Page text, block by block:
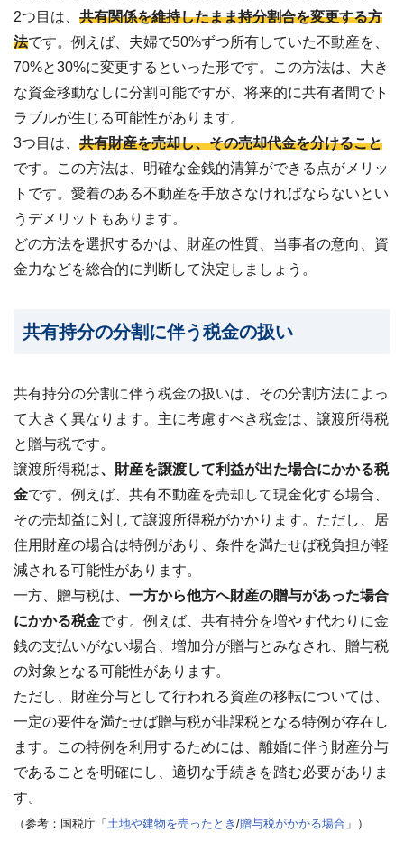
2つ目は、 共有関係を維持したまま持分割合を変更する方
法です。例えば、夫婦で50%ずつ所有していた不動産を、
70%と30%に変更するといった形です。この方法は、大き
な資金移動なしに分割可能ですが、将来的に共有者間でト
ラブルが生じる可能性があります。
3つ目は、 共有財産を売却し、その売却代金を分けること
です。この方法は、明確な金銭的清算ができる点がメリッ
トです。愛着のある不動産を手放さなければならないとい
うデメリットもあります。
どの方法を選択するかは、財産の性質、当事者の意向、資
金力などを総合的に判断して決定しましょう。
共有持分の分割に伴う税金の扱い
共有持分の分割に伴う税金の扱いは、その分割方法によっ
て大きく異なります。主に考慮すべき税金は、譲渡所得税
と贈与税です。
譲渡所得税は、 財産を譲渡して利益が出た場合にかかる税
金です。例えば、共有不動産を売却して現金化する場合、
その売却益に対して譲渡所得税がかかります。ただし、居
住用財産の場合は特例があり、条件を満たせば税負担が軽
減される可能性があります。
一方、贈与税は、 一方から他方へ財産の贈与があった場合
にかかる税金です。例えば、共有持分を増やす代わりに金
銭の支払いがない場合、増加分が贈与とみなされ、贈与税
の対象となる可能性があります。
ただし、財産分与として行われる資産の移転については、
一定の要件を満たせば贈与税が非課税となる特例が存在し
ます。この特例を利用するためには、離婚に伴う財産分与
であることを明確にし、適切な手続きを踏む必要がありま
す。
（参考：国税庁「 土地や建物を売ったとき /贈与税がかかる場合 」）